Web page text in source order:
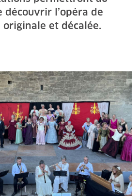
découvrir l’opéra de
originale et décalée.